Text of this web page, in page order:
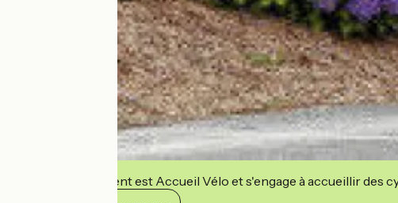
Cet établissement est Accueil Vélo et s'engage à accueillir des